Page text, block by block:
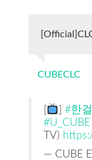
CUBECLC
#한
#U_CUBE
TV)
— CUBE